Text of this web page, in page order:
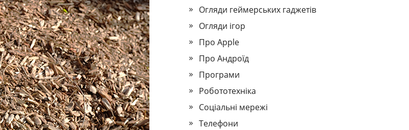
Огляди геймерських гаджетів
Огляди ігор
Про Apple
Про Андроїд
Програми
Робототехніка
Соціальні мережі
Телефони